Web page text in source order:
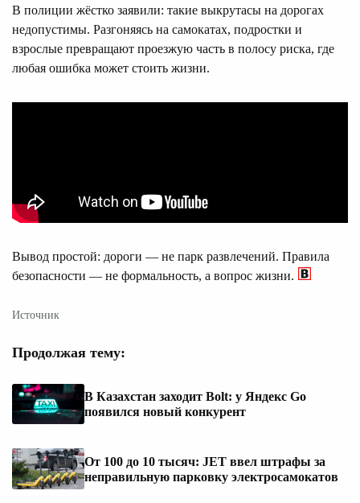
В полиции жёстко заявили: такие выкрутасы на дорогах
недопустимы. Разгоняясь на самокатах, подростки и
взрослые превращают проезжую часть в полосу риска, где
любая ошибка может стоить жизни.
Вывод простой: дороги — не парк развлечений. Правила
безопасности — не формальность, а вопрос жизни.
Источник
Продолжая тему:
В Казахстан заходит Bolt: у Яндекс Go
появился новый конкурент
От 100 до 10 тысяч: JET ввел штрафы за
неправильную парковку электросамокатов